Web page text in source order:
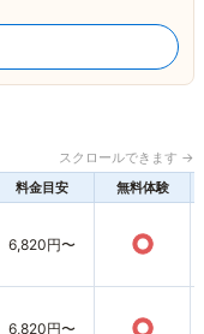
スクロールできます →
料金目安 無料体験
6,820円〜 ○
6,820円〜